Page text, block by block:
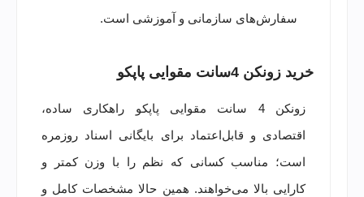
سفارش‌های سازمانی و آموزشی است.
خرید زونکن 4سانت مقوایی پاپکو
زونکن 4 سانت مقوایی پاپکو راهکاری ساده،
اقتصادی و قابل‌اعتماد برای بایگانی اسناد روزمره
است؛ مناسب کسانی که نظم را با وزن کمتر و
کارایی بالا می‌خواهند. همین حالا مشخصات کامل و